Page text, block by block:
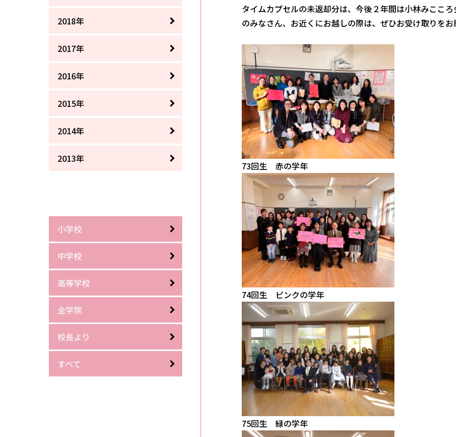
タイムカプセルの未返却分は、今後２年間は小林みここ
のみなさん、お近くにお越しの際は、ぜひお受け取りをお
73回生 赤の学年
74回生 ピンクの学年
75回生 緑の学年
2018年
2017年
2016年
2015年
2014年
2013年
小学校
中学校
高等学校
全学院
校長より
すべて